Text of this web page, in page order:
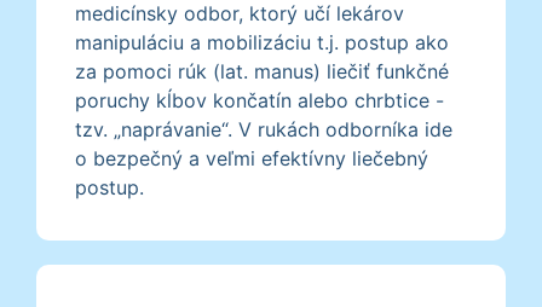
medicínsky odbor, ktorý učí lekárov
manipuláciu a mobilizáciu t.j. postup ako
za pomoci rúk (lat. manus) liečiť funkčné
poruchy kĺbov končatín alebo chrbtice -
tzv. „naprávanie“. V rukách odborníka ide
o bezpečný a veľmi efektívny liečebný
postup.